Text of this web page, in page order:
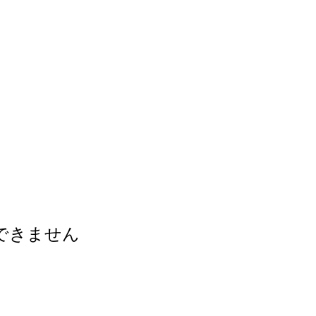
きません